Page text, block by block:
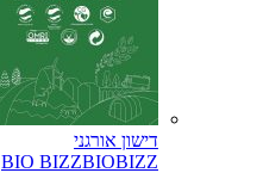
דישון אורגני
BIO BIZZBIOBIZZ